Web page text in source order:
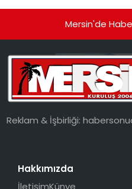
Mersin'de
Reklam & İşbirliği:
Hakkımızda
İletişimKünye